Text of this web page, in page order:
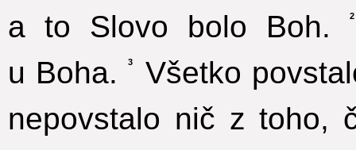
a to Slovo bolo Boh.
2
u Boha. 3
Všetko
nepovstalo nič z toho,